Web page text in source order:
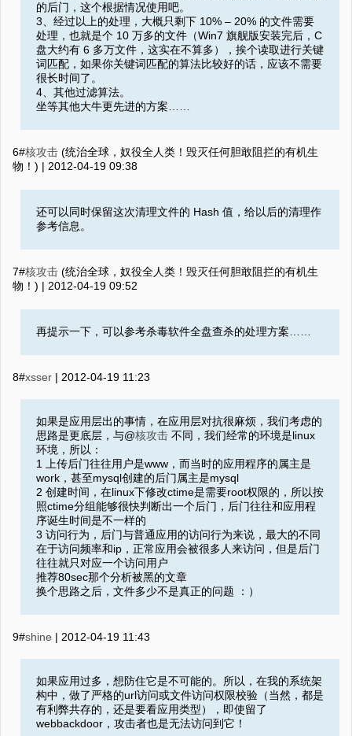
的后门，这个根据情况使用吧。
3、经过以上的处理，大概只剩下 10% – 20% 的文件需要
处理，也就是个 10 万多的文件（Win7 旗舰版安装完后，C
盘大约有 6 多万文件，这实在不算多），挨个读取进行关键
词匹配，如果你关键词匹配的算法比较好的话，应该不需要
很长时间了。
4、其他过滤算法。
坐等其他大牛更先进的方案……
6#核攻击 (统治全球，奴役全人类！毁灭任何胆敢阻拦的有机生
物！) | 2012-04-19 09:38
还可以同时保留这次清理文件的 Hash 值，给以后的清理作
参考信息。
7#核攻击 (统治全球，奴役全人类！毁灭任何胆敢阻拦的有机生
物！) | 2012-04-19 09:52
再提示一下，可以参考杀毒软件全盘查杀的处理方案……
8#xsser | 2012-04-19 11:23
如果是应用层出的事情，在应用层对抗很麻烦，我们考虑的
思路是更底层，与@核攻击 不同，我们经常的环境是linux
环境，所以：
1 上传后门往往用户是www，而当时的应用程序的属主是
work，甚至mysql创建的后门属主是mysql
2 创建时间，在linux下修改ctime是需要root权限的，所以按
照ctime分组能够很快判断出一个后门，后门往往和应用程
序诞生时间是不一样的
3 访问行为，后门与普通应用的访问行为来说，最大的不同
在于访问频率和ip，正常应用会被很多人来访问，但是后门
往往就只对应一个访问用户
推荐80sec那个分析被黑的文章
换个思路之后，文件多少不是真正的问题 ：）
9#shine | 2012-04-19 11:43
如果应用过多，想防住它是不可能的。所以，在我的系统架
构中，做了严格的url访问或文件访问权限校验（当然，都是
有利弊共存的，还是要看应用类型），即使留了
webbackdoor，攻击者也是无法访问到它！